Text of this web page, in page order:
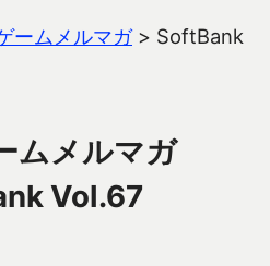
ームメルマガ> SoftBank
ムメルマガ
Vol.67